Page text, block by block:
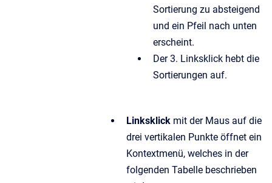
Sortierung zu absteigend
und ein Pfeil nach unten
erscheint.
Der 3. Linksklick hebt die
Sortierungen auf.
Linksklick mit der Maus auf die
drei vertikalen Punkte öffnet ein
Kontextmenü, welches in der
folgenden Tabelle beschrieben